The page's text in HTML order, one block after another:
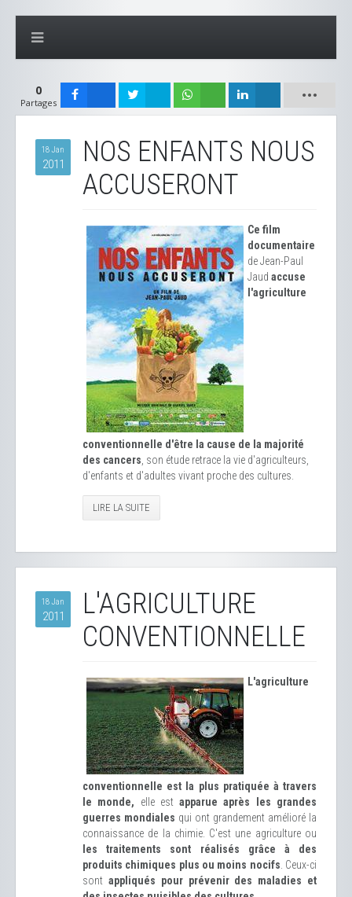
0
Partages
18 Jan
2011
NOS ENFANTS NOUS
ACCUSERONT
Ce film
documentaire
de Jean-Paul
Jaud accuse
l'agriculture
conventionnelle d'être la cause de la majorité
des cancers , son étude retrace la vie d'agriculteurs,
d'enfants et d'adultes vivant proche des cultures.
LIRE LA SUITE
18 Jan
2011
L'AGRICULTURE
CONVENTIONNELLE
L'agriculture
conventionnelle est la plus pratiquée à travers
le monde, elle estapparue après les grandes
guerres mondiales qui ont grandement amélioré la
connaissance de la chimie. C'est une agriculture ou
les traitements sont réalisés grâce à des
produits chimiques plus ou moins nocifs . Ceux-ci
sont appliqués pour prévenir des maladies et